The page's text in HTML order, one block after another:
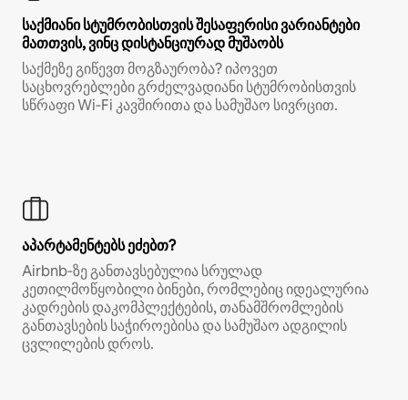
საქმიანი სტუმრობისთვის შესაფერისი ვარიანტები
მათთვის, ვინც დისტანციურად მუშაობს
საქმეზე გიწევთ მოგზაურობა? იპოვეთ
საცხოვრებლები გრძელვადიანი სტუმრობისთვის
სწრაფი Wi‑Fi კავშირითა და სამუშაო სივრცით.
აპარტამენტებს ეძებთ?
Airbnb‑ზე განთავსებულია სრულად
კეთილმოწყობილი ბინები, რომლებიც იდეალურია
კადრების დაკომპლექტების, თანამშრომლების
განთავსების საჭიროებისა და სამუშაო ადგილის
ცვლილების დროს.